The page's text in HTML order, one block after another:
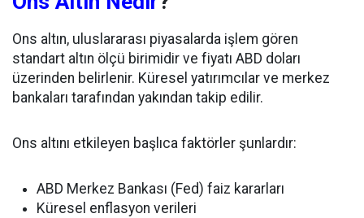
Ons altın, uluslararası piyasalarda işlem gören
standart altın ölçü birimidir ve fiyatı ABD doları
üzerinden belirlenir. Küresel yatırımcılar ve merkez
bankaları tarafından yakından takip edilir.
Ons altını etkileyen başlıca faktörler şunlardır:
ABD Merkez Bankası (Fed) faiz kararları
Küresel enflasyon verileri